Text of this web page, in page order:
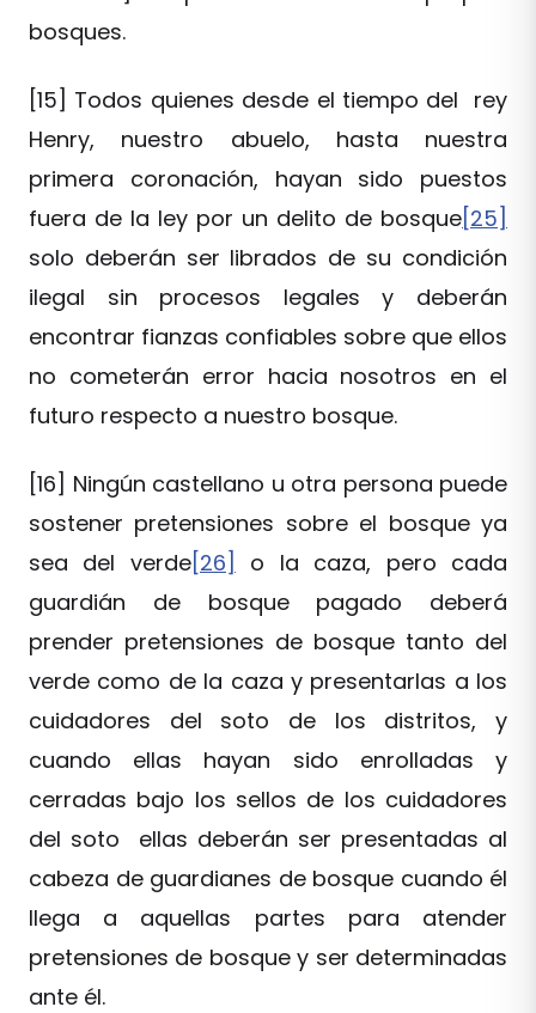
bosques.
[15] Todos quienes desde el tiempo del rey
Henry, nuestro abuelo, hasta nuestra
primera coronación, hayan sido puestos
fuera de la ley por un delito de bosque[25]
solo deberán ser librados de su condición
ilegal sin procesos legales y deberán
encontrar fianzas confiables sobre que ellos
no cometerán error hacia nosotros en el
futuro respecto a nuestro bosque.
[16] Ningún castellano u otra persona puede
sostener pretensiones sobre el bosque ya
sea del verde[26]
o la caza, pero cada
guardián de bosque pagado deberá
prender pretensiones de bosque tanto del
verde como de la caza y presentarlas a los
cuidadores del soto de los distritos, y
cuando ellas hayan sido enrolladas y
cerradas bajo los sellos de los cuidadores
del soto ellas deberán ser presentadas al
cabeza de guardianes de bosque cuando él
llega a aquellas partes para atender
pretensiones de bosque y ser determinadas
ante él.